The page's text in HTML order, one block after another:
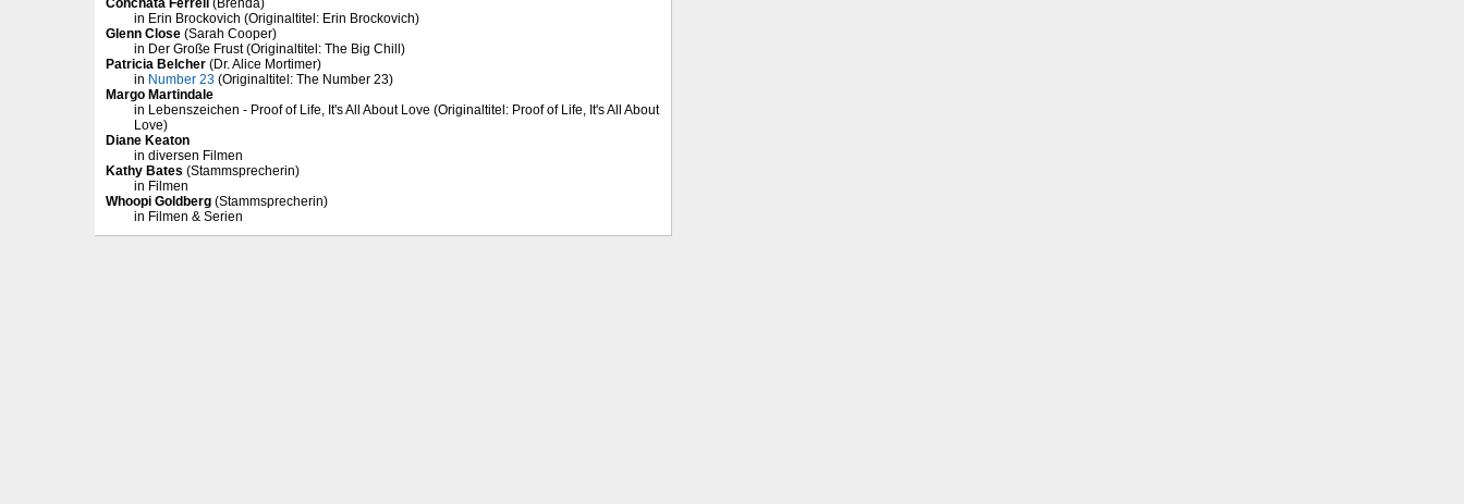
Conchata Ferrell (Brenda)
in Erin Brockovich (Originaltitel: Erin Brockovich)
Glenn Close (Sarah Cooper)
in Der Große Frust (Originaltitel: The Big Chill)
Patricia Belcher (Dr. Alice Mortimer)
in Number 23 (Originaltitel: The Number 23)
Margo Martindale
in Lebenszeichen - Proof of Life, It's All About Love (Originaltitel: Proof of Life, It's All About
Love)
Diane Keaton
in diversen Filmen
Kathy Bates (Stammsprecherin)
in Filmen
Whoopi Goldberg (Stammsprecherin)
in Filmen & Serien